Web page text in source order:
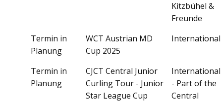
Kitzbühel &
Freunde
Termin in
Planung
WCT Austrian MD
Cup 2025
International
Termin in
Planung
CJCT Central Junior
Curling Tour - Junior
Star League Cup
International
- Part of the
Central